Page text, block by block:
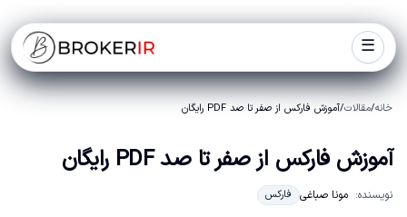
☰
خانه/مقالات/آموزش فارکس از صفر تا صد PDF رایگان
آموزش فارکس از صفر تا صد PDF رایگان
نویسنده: مونا صباغی فارکس